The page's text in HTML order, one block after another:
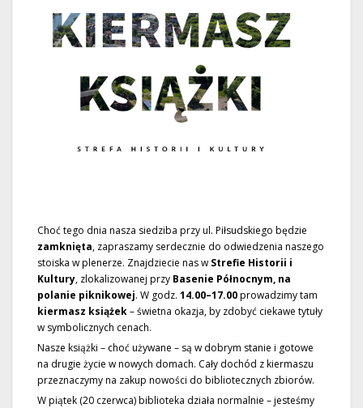
Choć tego dnia nasza siedziba przy ul. Piłsudskiego będzie
zamknięta, zapraszamy serdecznie do odwiedzenia naszego
stoiska w plenerze. Znajdziecie nas w Strefie Historii i
Kultury, zlokalizowanej przy Basenie Północnym, na
polanie piknikowej. W godz. 14.00–17.00prowadzimy tam
kiermasz książek– świetna okazja, by zdobyć ciekawe tytuły
w symbolicznych cenach.
Nasze książki – choć używane – są w dobrym stanie i gotowe
na drugie życie w nowych domach. Cały dochód z kiermaszu
przeznaczymy na zakup nowości do bibliotecznych zbiorów.
W piątek (20 czerwca) biblioteka działa normalnie – jesteśmy